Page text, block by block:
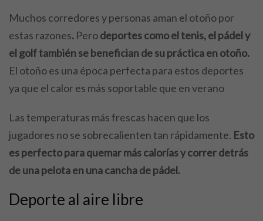
Muchos corredores y personas aman el otoño por
estas razones. Perodeportes como el tenis, el pádel y
el golf también se benefician de su práctica en otoño.
El otoño es una época perfecta para estos deportes
ya que el calor es más soportable que en verano
Las temperaturas más frescas hacen que los
jugadores no se sobrecalienten tan rápidamente. Esto
es perfecto para quemar más calorías y correr detrás
de una pelota en una cancha de pádel.
Deporte al aire libre